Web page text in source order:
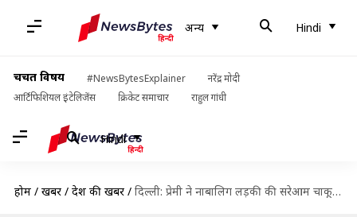
अन्य Hindi
चर्चित विषय #NewsBytesExplainer
नरेंद्र मोदी
आर्टिफिशियल इंटेलिजेंस
क्रिकेट समाचार राहुल गांधी
Hindi
होम / खबरें / देश की खबरें / दिल्ली: प्रेमी ने नाबालिग लड़की की सरेआम चाकू से गोदकर हत्या की, देखते रहे लोग